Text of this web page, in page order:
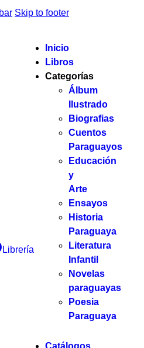
Skip to footer
Librería
Inicio
Libros
Categorías
Álbum
Ilustrado
Biografias
Cuentos
Paraguayos
Educación
y
Arte
Ensayos
Historia
Paraguaya
Literatura
Infantil
Novelas
paraguayas
Poesia
Paraguaya
Catálogos